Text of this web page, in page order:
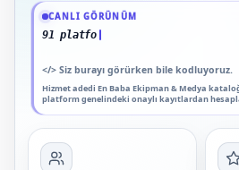
CANLI GÖRÜNÜM
91 platform genelinde onaylı
</> Siz burayı görürken bile kodluyoruz.
Hizmet adedi En Baba Ekipman & Medya
platform genelindeki onaylı kayıtlardan
Güncel veriler: 1.291+ En Baba ağı hizmet